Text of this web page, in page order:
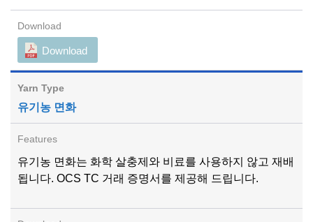
Download
유기농 면화
유기농 면화는 화학 살충제와 비료를 사용하지 않고 재배
됩니다. OCS TC 거래 증명서를 제공해 드립니다.